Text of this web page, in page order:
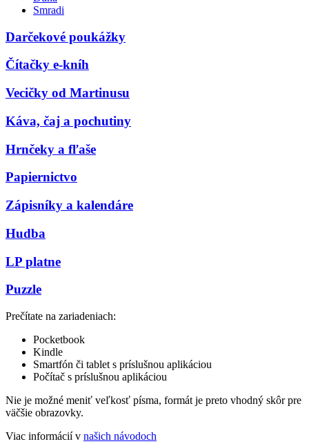
Smradi
Darčekové poukážky
Čítačky e-kníh
Vecičky od Martinusu
Káva, čaj a pochutiny
Hrnčeky a fľaše
Papiernictvo
Zápisníky a kalendáre
Hudba
LP platne
Puzzle
Prečítate na zariadeniach:
Pocketbook
Kindle
Smartfón či tablet s príslušnou aplikáciou
Počítač s príslušnou aplikáciou
Nie je možné meniť veľkosť písma, formát je preto vhodný skôr pre
väčšie obrazovky.
Viac informácií v našich návodoch